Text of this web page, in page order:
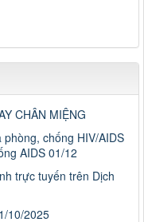
CHÂN MIỆNG
chống HIV/AIDS
AIDS 01/12
trực tuyến trên Dịch
10/2025